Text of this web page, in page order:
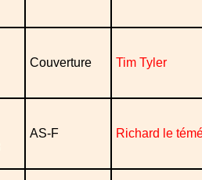
Couverture Tim Tyler
AS-F Richard le